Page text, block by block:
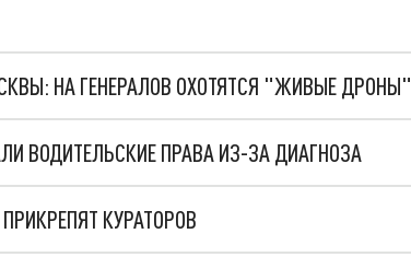
НА ГЕНЕРАЛОВ ОХОТЯТСЯ "ЖИВЫЕ ДРОНЫ"
ВОДИТЕЛЬСКИЕ ПРАВА ИЗ-ЗА ДИАГНОЗА
КУРАТОРОВ